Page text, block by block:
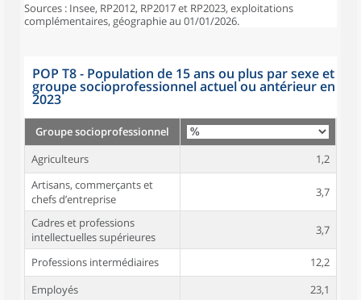
Sources : Insee, RP2012, RP2017 et RP2023, exploitations
complémentaires, géographie au 01/01/2026.
POP T8 - Population de 15 ans ou plus par sexe et
groupe socioprofessionnel actuel ou antérieur en
2023
Groupe socioprofessionnel
Agriculteurs
1,2
Artisans, commerçants et
chefs d’entreprise
3,7
Cadres et professions
intellectuelles supérieures
3,7
Professions intermédiaires
12,2
Employés
23,1